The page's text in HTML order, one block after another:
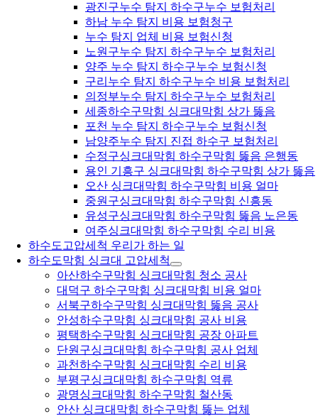
광진구누수 탐지 하수구누수 보험처리
하남 누수 탐지 비용 보험청구
누수 탐지 업체 비용 보험신청
노원구누수 탐지 하수구누수 보험처리
양주 누수 탐지 하수구누수 보험신청
구리누수 탐지 하수구누수 비용 보험처리
의정부누수 탐지 하수구누수 보험처리
세종하수구막힘 싱크대막힘 상가 뚫음
포천 누수 탐지 하수구누수 보험신청
남양주누수 탐지 진접 하수구 보험처리
수정구싱크대막힘 하수구막힘 뚫음 은행동
용인 기흥구 싱크대막힘 하수구막힘 상가 뚫음
오산 싱크대막힘 하수구막힘 비용 얼마
중원구싱크대막힘 하수구막힘 신흥동
유성구싱크대막힘 하수구막힘 뚫음 노은동
여주싱크대막힘 하수구막힘 수리 비용
하수도고압세척 우리가 하는 일
하수도막힘 싱크대 고압세척
아산하수구막힘 싱크대막힘 청소 공사
대덕구 하수구막힘 싱크대막힘 비용 얼마
서북구하수구막힘 싱크대막힘 뚫음 공사
안성하수구막힘 싱크대막힘 공사 비용
평택하수구막힘 싱크대막힘 공장 아파트
단원구싱크대막힘 하수구막힘 공사 업체
과천하수구막힘 싱크대막힘 수리 비용
부평구싱크대막힘 하수구막힘 역류
광명싱크대막힘 하수구막힘 철산동
안산 싱크대막힘 하수구막힘 뚫는 업체